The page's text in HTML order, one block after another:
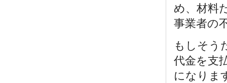
め、材料
事業者の
もしそう
代金を支
になりま